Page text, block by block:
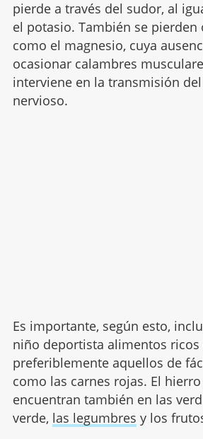
pierde a través del sudor, al
el potasio. También se
como el magnesio, cuya
ocasionar calambres
interviene en la transmisión
nervioso.
Es importante, según esto,
niño deportista alimentos ricos
preferiblemente aquellos de
como las carnes rojas. El
encuentran también en las
verde, las legumbres y los